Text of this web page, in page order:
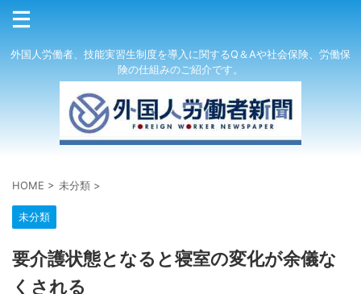
外国人労働者、技能実習生制度を導入に関するQ＆Aや社会保険、労働保
険の仕組みのご紹介です。
HOME > 未分類 >
未分類
要介護状態となると寝室の変化が余儀な
くされる